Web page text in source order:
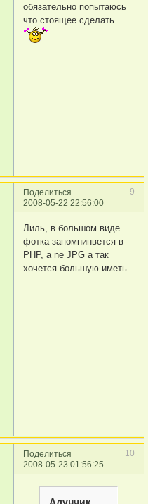
обязательно попытаюсь
что стоящее сделать
Поделиться
9
2008-05-22 22:56:00
Лиль, в большом виде
фотка запомнинвется в
PHP, a ne JPG а так
хочется большую иметь
Поделиться
10
2008-05-23 01:56:25
Алунчик